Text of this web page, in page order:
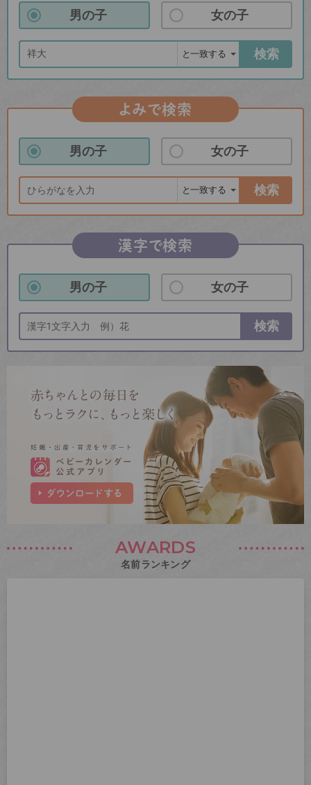
男の子 女の子
検索
よみで検索
男の子 女の子
検索
漢字で検索
男の子 女の子
検索
AWARDS
名前ランキング